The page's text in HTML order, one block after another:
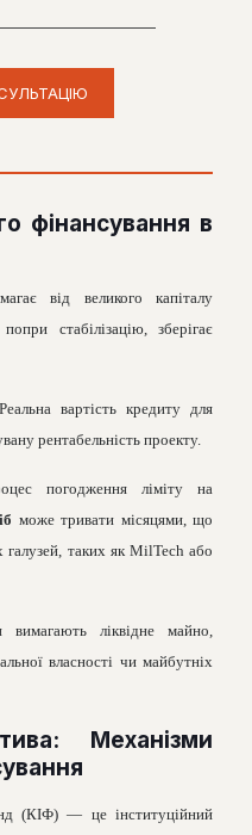
фінансування в
від великого капіталу
стабілізацію, зберігає
вартість кредиту для
рентабельність проекту.
погодження ліміту на
може тривати місяцями, що
таких як MilTech або
ліквідне майно,
власності чи майбутніх
Механізми
(КІФ) — це інституційний